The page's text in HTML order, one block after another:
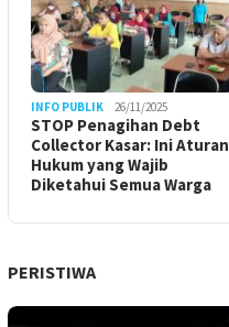
INFO PUBLIK 26/11/2025
STOP Penagihan Debt
Collector Kasar: Ini Aturan
Hukum yang Wajib
Diketahui Semua Warga
PERISTIWA